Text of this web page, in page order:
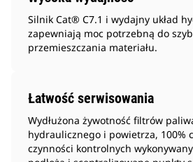
Silnik Cat® C7.1 i wydajny układ
zapewniają moc potrzebną do
przemieszczania materiału.
Łatwość serwisowania
Wydłużona żywotność filtrów
hydraulicznego i powietrza, 100%
czynności kontrolnych